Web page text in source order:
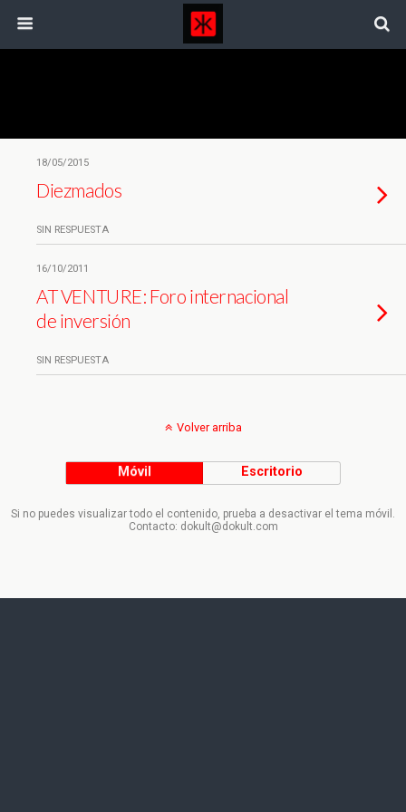
18/05/2015
Diezmados
SIN RESPUESTA
16/10/2011
AT VENTURE: Foro internacional
de inversión
SIN RESPUESTA
Volver arriba
Móvil Escritorio
Si no puedes visualizar todo el contenido, prueba a desactivar el tema móvil.
Contacto: dokult@dokult.com